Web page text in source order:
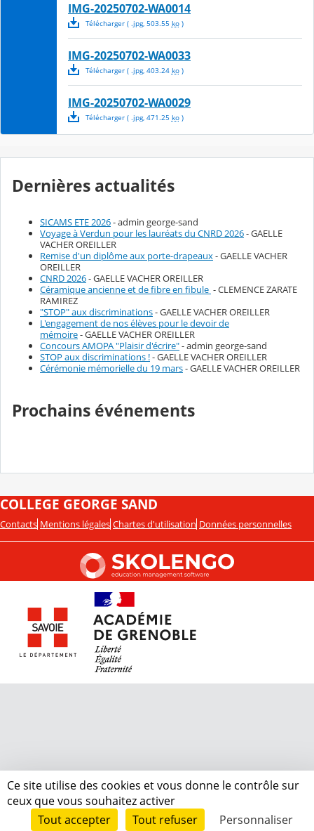
IMG-20250702-WA0014
Télécharger( .jpg, 503.55 ko)
IMG-20250702-WA0033
Télécharger( .jpg, 403.24 ko)
IMG-20250702-WA0029
Télécharger( .jpg, 471.25 ko)
Dernières actualités
SICAMS ETE 2026- admin george-sand
Voyage à Verdun pour les lauréats du CNRD 2026- GAELLE
VACHER OREILLER
Remise d'un diplôme aux porte-drapeaux- GAELLE VACHER
OREILLER
CNRD 2026- GAELLE VACHER OREILLER
Céramique ancienne et de fibre en fibule - CLEMENCE ZARATE
RAMIREZ
"STOP" aux discriminations- GAELLE VACHER OREILLER
L'engagement de nos élèves pour le devoir de
mémoire- GAELLE VACHER OREILLER
Concours AMOPA "Plaisir d'écrire"- admin george-sand
STOP aux discriminations !- GAELLE VACHER OREILLER
Cérémonie mémorielle du 19 mars- GAELLE VACHER OREILLER
Prochains événements
COLLEGE GEORGE SAND
Contacts Mentions légales Chartes d'utilisation Données personnelles
Ce site utilise des cookies et vous donne le contrôle sur
ceux que vous souhaitez activer
Tout accepter
Tout refuser Personnaliser